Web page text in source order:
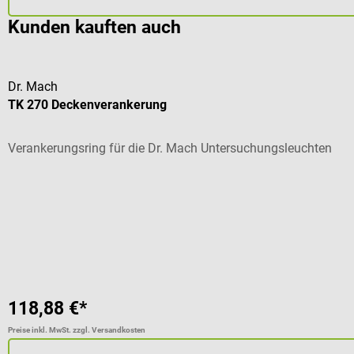
Kunden kauften auch
Dr. Mach
TK 270 Deckenverankerung
Verankerungsring für die Dr. Mach Untersuchungsleuchten
118,88 €*
Preise inkl. MwSt. zzgl. Versandkosten